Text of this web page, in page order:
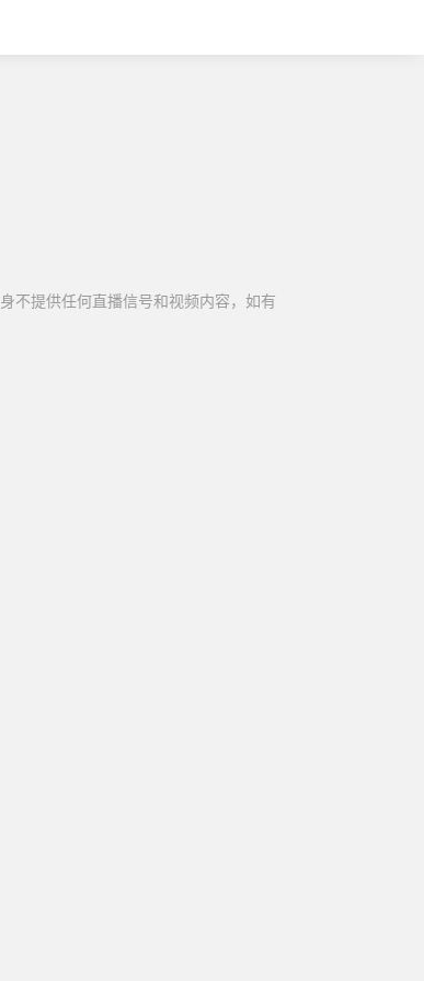
不提供任何直播信号和视频内容，如有